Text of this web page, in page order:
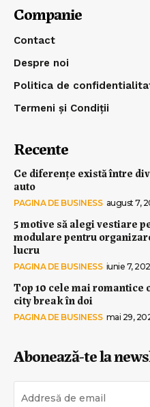
Companie
Contact
Despre noi
Politica de
Termeni și Condiții
Recente
Ce diferențe există între
auto
PAGINA DE BUSINESS august 7,
5 motive să alegi vestiare
modulare pentru
lucru
PAGINA DE BUSINESS iunie 7,
Top 10 cele mai romantice
city break în doi
PAGINA DE BUSINESS mai 29,
Abonează-te la